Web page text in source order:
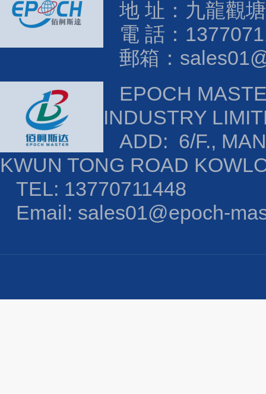
地 址：九龍觀
電 話：
郵箱：
EPOCH
INDUSTRY
ADD: 6/F.,
KWUN TONG ROAD
TEL: 13770711448
Email: sales01@epoch-